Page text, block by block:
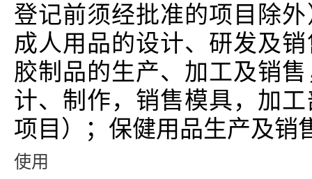
登记前须经批准的项目除
成人用品的设计、研发及
胶制品的生产、加工及销
计、制作，销售模具，加
项目）；保健用品生产及销
使用